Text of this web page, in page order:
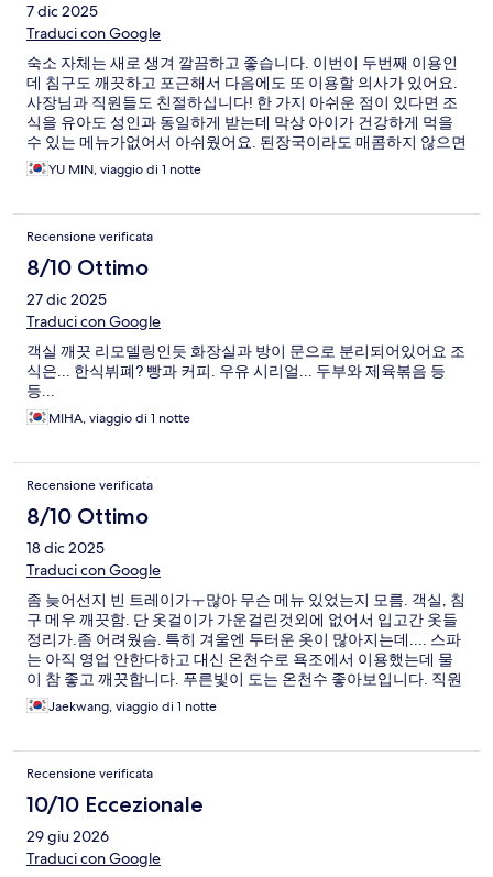
7 dic 2025
Traduci con Google
숙소 자체는 새로 생겨 깔끔하고 좋습니다. 이번이 두번째 이용인
데 침구도 깨끗하고 포근해서 다음에도 또 이용할 의사가 있어요.
사장님과 직원들도 친절하십니다! 한 가지 아쉬운 점이 있다면 조
식을 유아도 성인과 동일하게 받는데 막상 아이가 건강하게 먹을
수 있는 메뉴가없어서 아쉬웠어요. 된장국이라도 매콤하지 않으면
좋을 것 같은데…
YU MIN, viaggio di 1 notte
Recensione verificata
8/10 Ottimo
27 dic 2025
Traduci con Google
객실 깨끗 리모델링인듯 화장실과 방이 문으로 분리되어있어요 조
식은... 한식뷔폐? 빵과 커피. 우유 시리얼... 두부와 제육볶음 등
등...
MIHA, viaggio di 1 notte
Recensione verificata
8/10 Ottimo
18 dic 2025
Traduci con Google
좀 늦어선지 빈 트레이가ㅜ많아 무슨 메뉴 있었는지 모름. 객실, 침
구 메우 깨끗함. 단 옷걸이가 가운걸린것외에 없어서 입고간 옷들
정리가.좀 어려웠슴. 특히 겨울엔 두터운 옷이 많아지는데.... 스파
는 아직 영업 안한다하고 대신 온천수로 욕조에서 이용했는데 물
이 참 좋고 깨끗합니다. 푸른빛이 도는 온천수 좋아보입니다. 직원
매우 친절합니다. 호텔내 일 뿐아니라 식당가는길 등 질문 상세히.
ㅣ 설명해줘서 고마웠어요
Jaekwang, viaggio di 1 notte
Recensione verificata
10/10 Eccezionale
29 giu 2026
Traduci con Google